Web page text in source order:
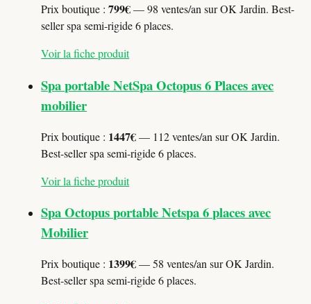
Prix boutique :799€— 98 ventes/an sur OK Jardin. Best-
seller spa semi-rigide 6 places.
Voir la fiche produit
Spa portable NetSpa Octopus 6 Places avec
mobilier
Prix boutique : 1447€— 112 ventes/an sur OK Jardin.
Best-seller spa semi-rigide 6 places.
Voir la fiche produit
Spa Octopus portable Netspa 6 places avec
Mobilier
Prix boutique : 1399€— 58 ventes/an sur OK Jardin.
Best-seller spa semi-rigide 6 places.